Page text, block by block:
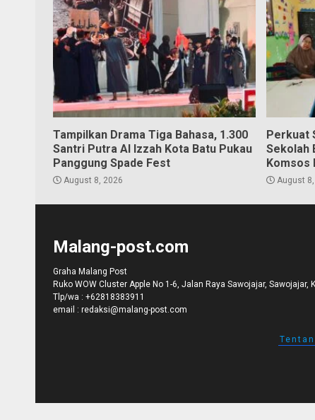
Tampilkan Drama Tiga Bahasa, 1.300
Santri Putra Al Izzah Kota Batu Pukau
Panggung Spade Fest
August 8, 2026
Perkuat
Sekolah
Komsos
August
Malang-post.com
Graha Malang Post
Ruko WOW Cluster Apple No 1-6, Jalan Raya Sawojajar, Sawojajar,
Tlp/wa : +62818383911
email : redaksi@malang-post.com